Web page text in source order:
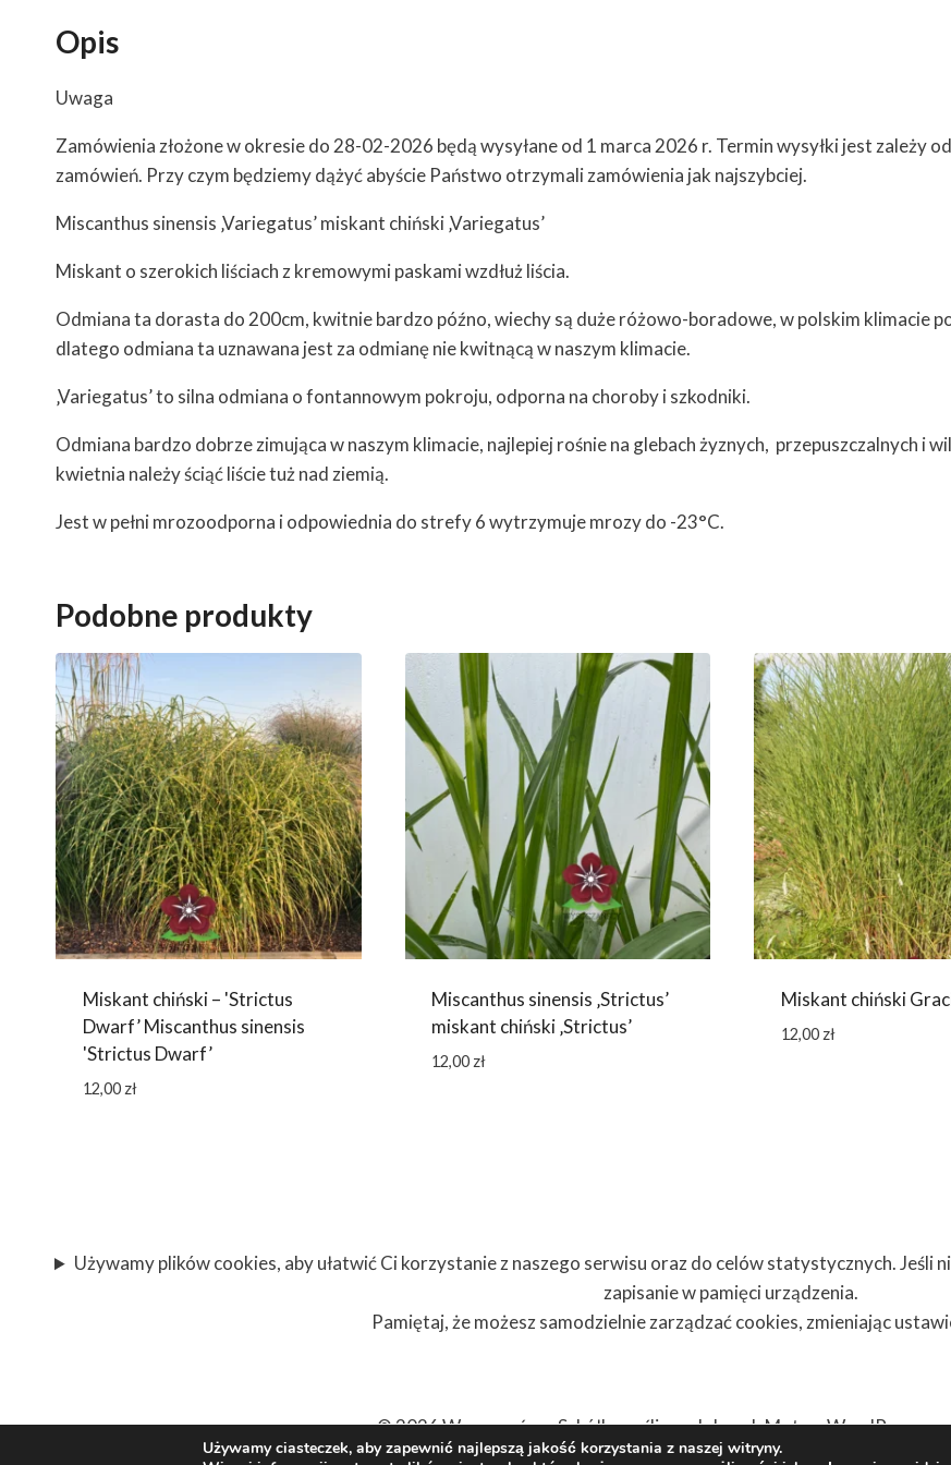
Opis
Uwaga
Zamówienia złożone w okresie do 28-02-2026 będą wysyłane od 1 marca 2026 r. Termin wysyłki jest zależy
zamówień. Przy czym będziemy dążyć abyście Państwo otrzymali zamówienia jak najszybciej.
Miscanthus sinensis ‚Variegatus’ miskant chiński ‚Variegatus’
Miskant o szerokich liściach z kremowymi paskami wzdłuż liścia.
Odmiana ta dorasta do 200cm, kwitnie bardzo późno, wiechy są duże różowo-boradowe, w polskim klimacie
dlatego odmiana ta uznawana jest za odmianę nie kwitnącą w naszym klimacie.
‚Variegatus’ to silna odmiana o fontannowym pokroju, odporna na choroby i szkodniki.
Odmiana bardzo dobrze zimująca w naszym klimacie, najlepiej rośnie na glebach żyznych, przepuszczalnych i
kwietnia należy ściąć liście tuż nad ziemią.
Jest w pełni mrozoodporna i odpowiednia do strefy 6 wytrzymuje mrozy do -23°C.
Podobne produkty
Miskant chiński – 'Strictus
Dwarf’ Miscanthus sinensis
'Strictus Dwarf’
12,00 zł
Miscanthus sinensis ‚Strictus’
miskant chiński ‚Strictus’
12,00 zł
Miskant chiński
12,00 zł
Używamy plików cookies, aby ułatwić Ci korzystanie z naszego serwisu oraz do celów statystycznych. Jeśli
zapisanie w pamięci urządzenia.
Pamiętaj, że możesz samodzielnie zarządzać cookies, zmieniając
© 2026 Wysoczańscy Szkółka roślin ozdobnych Motyw WordPress,
Używamy ciasteczek, aby zapewnić najlepszą jakość korzystania z naszej witryny.